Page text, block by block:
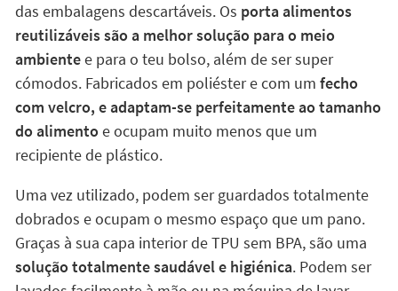
das embalagens descartáveis. Os porta alimentos
reutilizáveis são a melhor solução para o meio
ambientee para o teu bolso, além de ser super
cómodos. Fabricados em poliéster e com um fecho
com velcro, e adaptam-se perfeitamente ao tamanho
do alimentoe ocupam muito menos que um
recipiente de plástico.
Uma vez utilizado, podem ser guardados totalmente
dobrados e ocupam o mesmo espaço que um pano.
Graças à sua capa interior de TPU sem BPA, são uma
solução totalmente saudável e higiénica. Podem ser